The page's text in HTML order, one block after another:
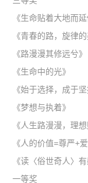
《生命贴着大地而延
《青春的路，旋律
《路漫漫其修远兮
《生命中的光》
《始于选择，成于坚
《梦想与执着》 汕
《人生路漫漫，理想
《人的价值=尊严+
《读〈俗世奇人〉有
一等奖